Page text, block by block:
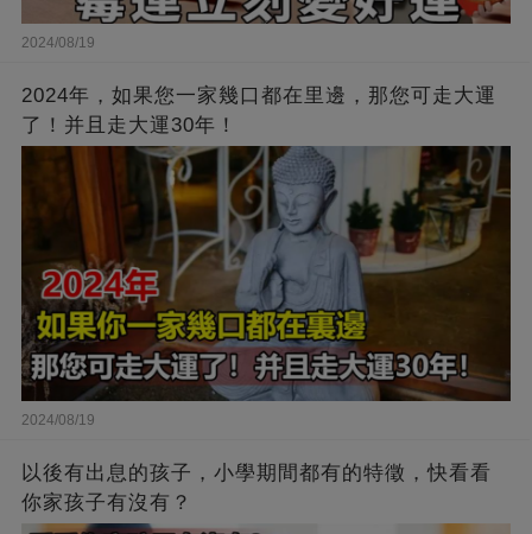
2024/08/19
2024年，如果您一家幾口都在里邊，那您可走大運
了！并且走大運30年！
2024/08/19
以後有出息的孩子，小學期間都有的特徵，快看看
你家孩子有沒有？